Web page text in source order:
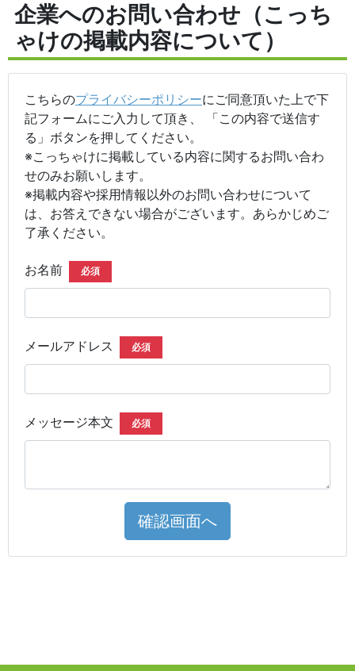
企業へのお問い合わせ（こっち
ゃけの掲載内容について）
こちらのプライバシーポリシーにご同意頂いた上で下
記フォームにご入力して頂き、 「この内容で送信す
る」ボタンを押してください。
※こっちゃけに掲載している内容に関するお問い合わ
せのみお願いします。
※掲載内容や採用情報以外のお問い合わせについて
は、お答えできない場合がございます。あらかじめご
了承ください。
お名前 必須
メールアドレス 必須
メッセージ本文 必須
確認画面へ